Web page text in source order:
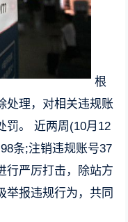
根
处理，对相关违规账
罚。 近两周(10月12
条;注销违规账号37
行严厉打击，除站方
举报违规行为，共同